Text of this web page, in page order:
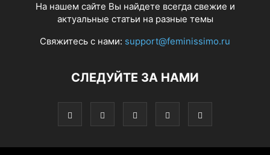
На нашем сайте Вы найдете всегда свежие и
актуальные статьи на разные темы
Свяжитесь с нами: support@feminissimo.ru
СЛЕДУЙТЕ ЗА НАМИ